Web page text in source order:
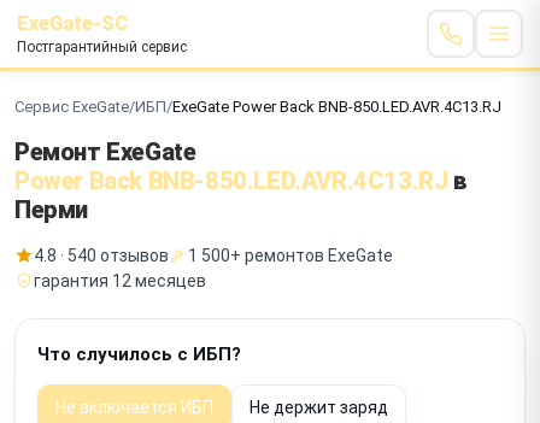
ExeGate-SC
Постгарантийный сервис
Сервис ExeGate/ИБП/ExeGate Power Back BNB-850.LED.AVR.4C13.RJ
Ремонт ExeGate
Power Back BNB-850.LED.AVR.4C13.RJ в
Перми
4.8 · 540 отзывов
1 500+ ремонтов ExeGate
гарантия 12 месяцев
Что случилось с ИБП?
Не включается ИБП Не держит заряд